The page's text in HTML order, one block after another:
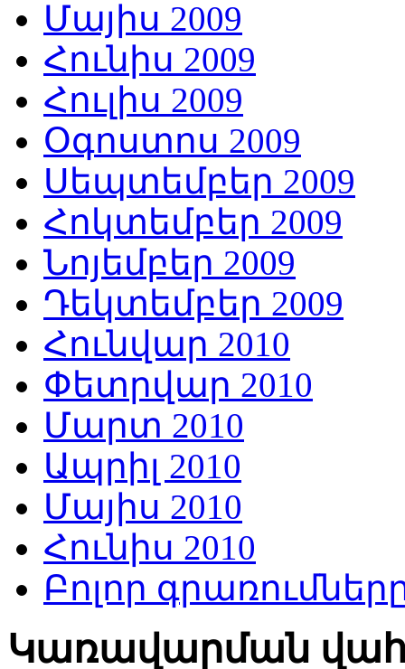
Մայիս 2009
Հունիս 2009
Հուլիս 2009
Օգոստոս 2009
Սեպտեմբեր 2009
Հոկտեմբեր 2009
Նոյեմբեր 2009
Դեկտեմբեր 2009
Հունվար 2010
Փետրվար 2010
Մարտ 2010
Ապրիլ 2010
Մայիս 2010
Հունիս 2010
Բոլոր
Կառավարման